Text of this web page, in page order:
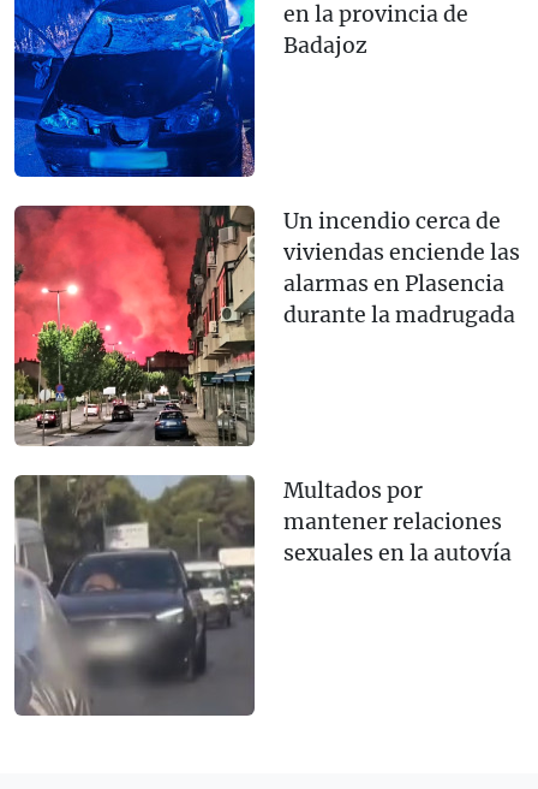
en la provincia de
Badajoz
Un incendio cerca de
viviendas enciende las
alarmas en Plasencia
durante la madrugada
Multados por
mantener relaciones
sexuales en la autovía